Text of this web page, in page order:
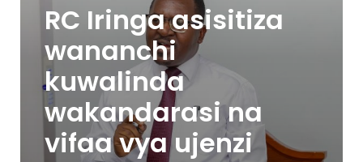
RC Iringa asisitiza
wananchi
kuwalinda
wakandarasi na
vifaa vya ujenzi